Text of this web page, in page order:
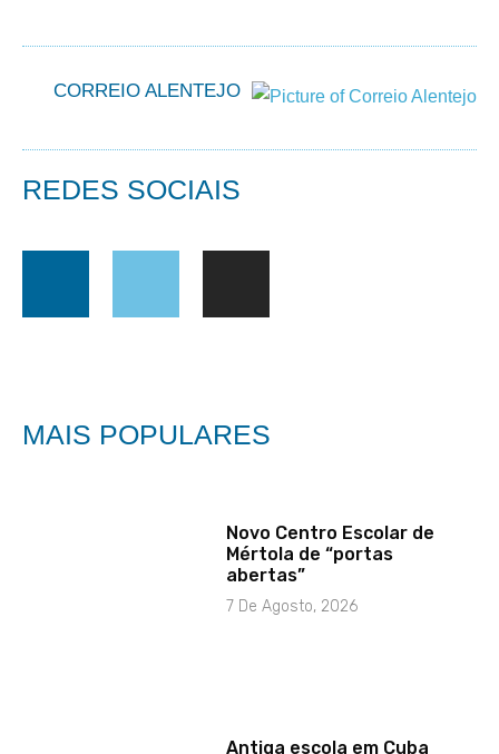
CORREIO ALENTEJO
REDES SOCIAIS
MAIS POPULARES
Novo Centro Escolar de
Mértola de “portas
abertas”
7 De Agosto, 2026
Antiga escola em Cuba